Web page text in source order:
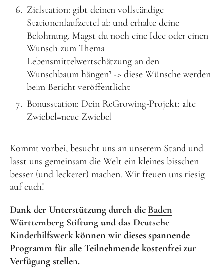
Zielstation: gibt deinen vollständige
Stationenlaufzettel ab und erhalte deine
Belohnung. Magst du noch eine Idee oder einen
Wunsch zum Thema
Lebensmittelwertschätzung an den
Wunschbaum hängen? -> diese Wünsche werden
beim Bericht veröffentlicht
Bonusstation: Dein ReGrowing-Projekt: alte
Zwiebel=neue Zwiebel
Kommt vorbei, besucht uns an unserem Stand und
lasst uns gemeinsam die Welt ein kleines bisschen
besser (und leckerer) machen. Wir freuen uns riesig
auf euch!
Dank der Unterstützung durch die Baden
Württemberg Stiftung und das Deutsche
Kinderhilfswerk können wir dieses spannende
Programm für alle Teilnehmende kostenfrei zur
Verfügung stellen.